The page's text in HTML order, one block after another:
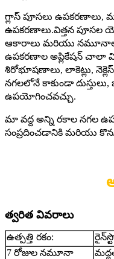
గ్లాస్ పూసలు ఉపకరణాలు,
ఉపకరణాలు.విత్తన పూసల
ఆకారాలు మరియు
ఉపకరణాల అప్లికేషన్ చాలా
శిరోభూషణాలు, లాకెట్లు,
నగలలోనే కాకుండా
ఉపయోగించవచ్చు.
మా వద్ద అన్ని రకాల నగల
సంప్రదించడానికి మరియు
త్వరిత వివరాలు
ఉత్పత్తి రకం:
7 రోజుల నమూనా